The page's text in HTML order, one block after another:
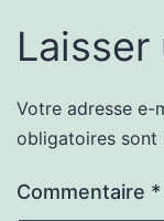
Votre adresse e-
obligatoires sont
Commentaire *